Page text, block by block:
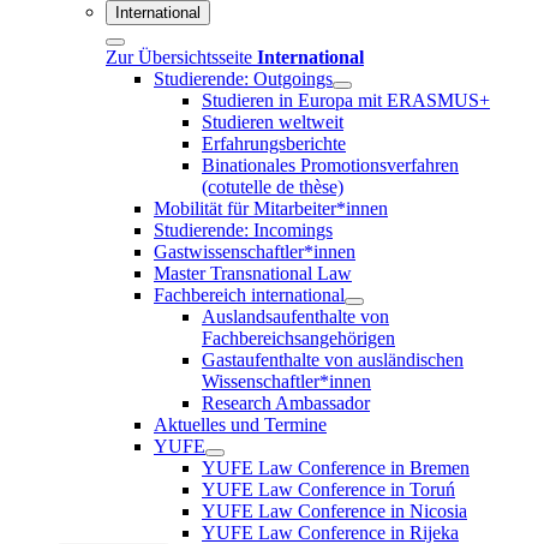
International
Zur Übersichtsseite International
Studierende: Outgoings
Studieren in Europa mit ERASMUS+
Studieren weltweit
Erfahrungsberichte
Binationales Promotionsverfahren
(cotutelle de thèse)
Mobilität für Mitarbeiter*innen
Studierende: Incomings
Gastwissenschaftler*innen
Master Transnational Law
Fachbereich international
Auslandsaufenthalte von
Fachbereichsangehörigen
Gastaufenthalte von ausländischen
Wissenschaftler*innen
Research Ambassador
Aktuelles und Termine
YUFE
YUFE Law Conference in Bremen
YUFE Law Conference in Toruń
YUFE Law Conference in Nicosia
YUFE Law Conference in Rijeka